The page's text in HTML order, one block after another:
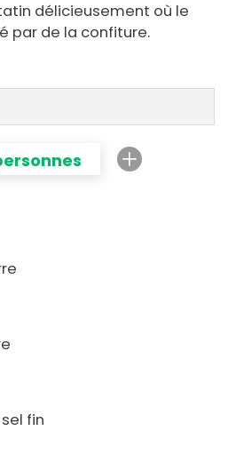
délicieusement où le
par de la confiture.
fin